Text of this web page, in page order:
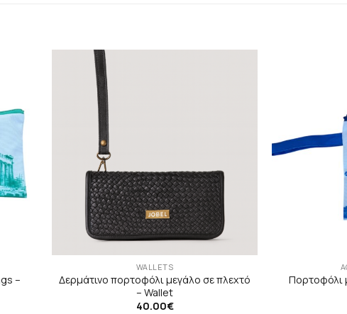
–
WALLETS
Δερμάτινο πορτοφόλι μεγάλο σε πλεχτό
– Wallet
40.00€
Πορτοφόλι